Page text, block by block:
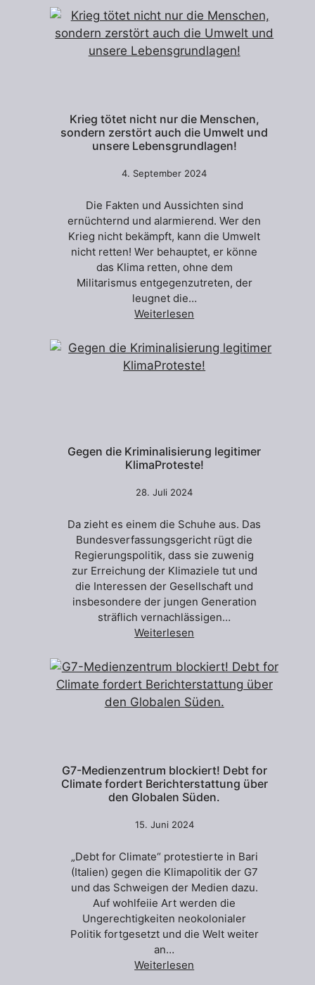
Krieg tötet nicht nur die Menschen,
sondern zerstört auch die Umwelt und
unsere Lebensgrundlagen!
4. September 2024
Die Fakten und Aussichten sind
ernüchternd und alarmierend. Wer den
Krieg nicht bekämpft, kann die Umwelt
nicht retten! Wer behauptet, er könne
das Klima retten, ohne dem
Militarismus entgegenzutreten, der
leugnet die…
Weiterlesen
Gegen die Kriminalisierung legitimer
KlimaProteste!
28. Juli 2024
Da zieht es einem die Schuhe aus. Das
Bundesverfassungsgericht rügt die
Regierungspolitik, dass sie zuwenig
zur Erreichung der Klimaziele tut und
die Interessen der Gesellschaft und
insbesondere der jungen Generation
sträflich vernachlässigen…
Weiterlesen
G7-Medienzentrum blockiert! Debt for
Climate fordert Berichterstattung über
den Globalen Süden.
15. Juni 2024
„Debt for Climate“ protestierte in Bari
(Italien) gegen die Klimapolitik der G7
und das Schweigen der Medien dazu.
Auf wohlfeiie Art werden die
Ungerechtigkeiten neokolonialer
Politik fortgesetzt und die Welt weiter
an…
Weiterlesen